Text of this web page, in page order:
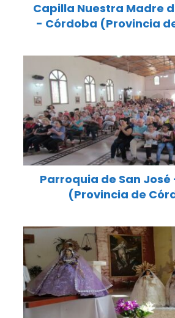
Capilla Nuestra Madre
- Córdoba (Provincia
Parroquia de San
(Provincia de